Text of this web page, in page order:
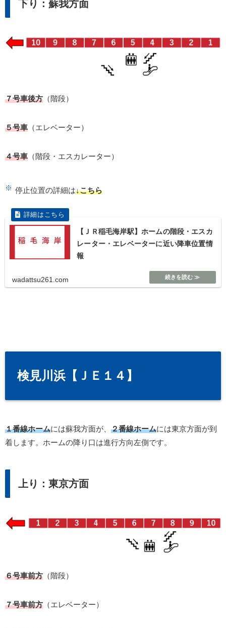
下り：蘇我方面
７号車後方 （階段）
５号車 （エレベーター）
４号車 （階段・エスカレーター）
停止位置の詳細は↓こちら
【ＪＲ稲毛海岸駅】ホームの階段・エスカ
レーター・エレベーターに近い降車位置情
報
wadattsu261.com
検見川浜【ＪＥ１４】
１番線ホームには蘇我方面が、 ２番線ホームには東京方面が到
着します。ホームの降り口は進行方向左側です。
上り：東京方面
６号車前方 （階段）
７号車前方 （エレベーター）